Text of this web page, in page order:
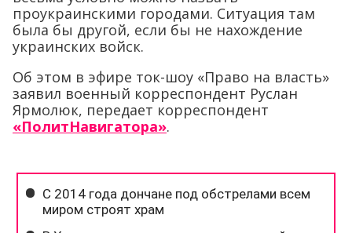
проукраинскими городами. Ситуация там
была бы другой, если бы не нахождение
украинских войск.
Об этом в эфире ток-шоу «Право на власть»
заявил военный корреспондент Руслан
Ярмолюк, передает корреспондент
«ПолитНавигатора».